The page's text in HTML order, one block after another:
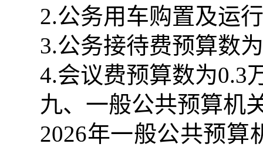
2.公务用车购置及运
3.公务接待费预算数为
4.会议费预算数为0.3
九、一般公共预算机
2026年一般公共预算